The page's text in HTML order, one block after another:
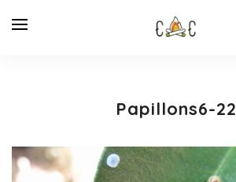
Papillons6-22